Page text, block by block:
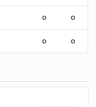
0 0
0 0